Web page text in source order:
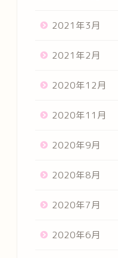
2021年3月
2021年2月
2020年12月
2020年11月
2020年9月
2020年8月
2020年7月
2020年6月